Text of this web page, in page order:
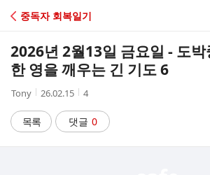
C
A
중독자 회복일기
2026년 2월13일 금요일 - 도박
한 영을 깨우는 긴 기도 6
작
자
Tony
작
시
간
26.02.15
조
수
4
목록 댓글 0